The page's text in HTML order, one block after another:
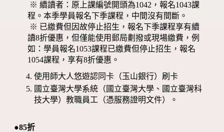
※ 續讀者：原上課編號開頭為1042，報名1043課
程。本季學員報名下季課程，中間沒有間斷。
※ 已繳費但因故停止招生，報名下季課程享有續
讀8折優惠，但僅能使用郵局劃撥或現場繳費，例
如：學員報名1053課程已繳費但停止招生，報名
1054課程，享有8折優惠。
使用師大人悠遊認同卡（玉山銀行）刷卡
國立臺灣大學系統（國立臺灣大學、國立臺灣科
技大學）教職員工（憑服務證明文件）。
●85折